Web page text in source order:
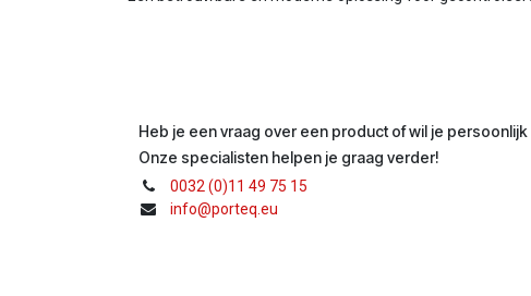
Heb je een vraag over een product of wil je
Onze specialisten helpen je graag verder!
0032 (0)11 49 75 15
info@porteq.eu